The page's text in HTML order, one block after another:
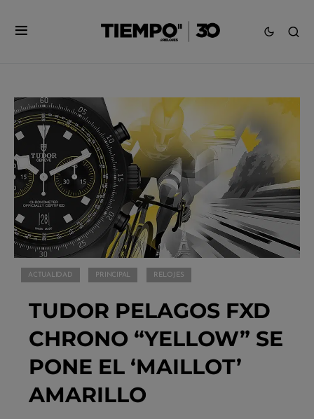
ACTUALIDAD PRINCIPAL RELOJES
TUDOR PELAGOS FXD
CHRONO “YELLOW” SE
PONE EL ‘MAILLOT’
AMARILLO